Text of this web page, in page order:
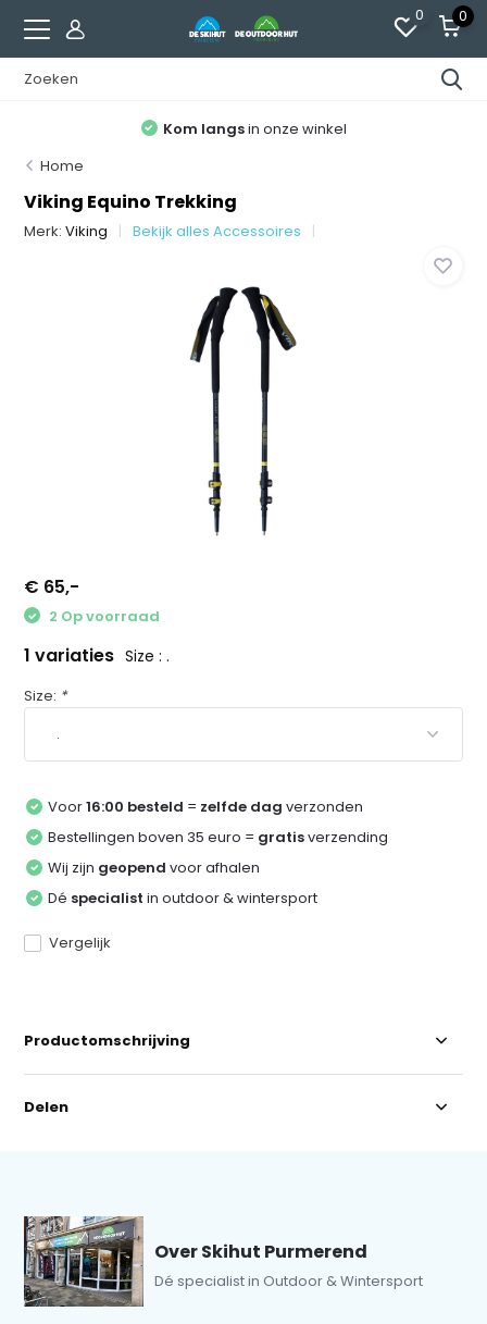
0 0
Kom langsin onze winkel
Home
Viking Equino Trekking
Merk:Viking Bekijk alles Accessoires
€ 65,-
2 Op voorraad
1 variaties Size : .
Size: *
Voor16:00 besteld = zelfde dag verzonden
Bestellingen boven 35 euro = gratisverzending
Wij zijn geopend voor afhalen
Dé specialist in outdoor & wintersport
Vergelijk
Productomschrijving
Delen
Over Skihut Purmerend
Dé specialist in Outdoor & Wintersport